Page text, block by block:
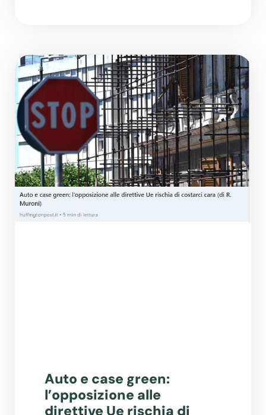
Auto e case green:
l’opposizione alle
direttive Ue rischia di